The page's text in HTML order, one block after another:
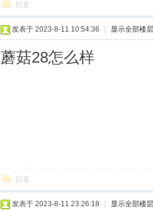
回复
发表于 2023-8-11 10:54:36 显示全部楼层
蘑菇28怎么样
回复
发表于 2023-8-11 23:26:18 显示全部楼层